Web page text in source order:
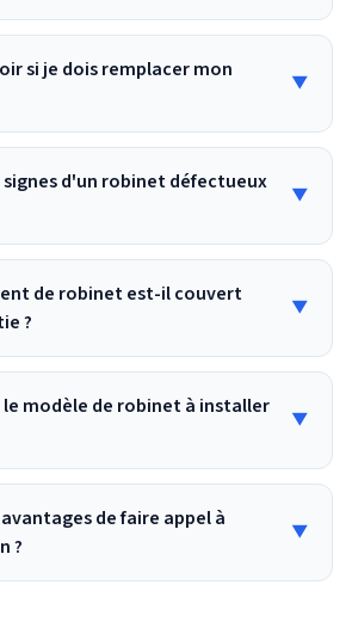
si je dois remplacer mon
▼
signes d'un robinet défectueux
▼
de robinet est-il couvert
?
▼
le modèle de robinet à installer
▼
de faire appel à
?
▼